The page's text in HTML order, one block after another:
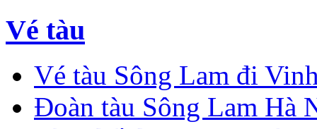
Vé tàu
Vé tàu Sông Lam đi
Đoàn tàu Sông Lam Hà